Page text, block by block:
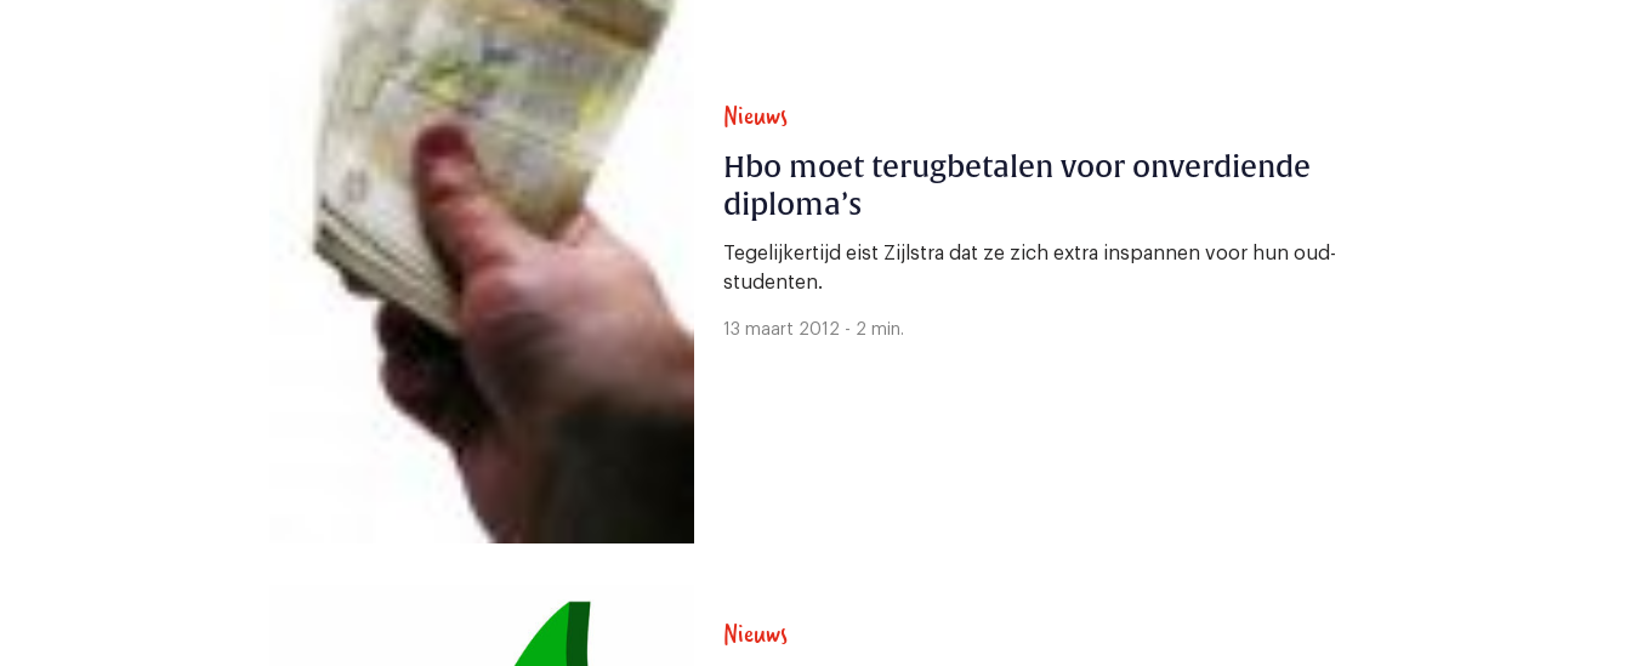
Nieuws
Hbo moet terugbetalen voor onverdiende
diploma’s
Tegelijkertijd eist Zijlstra dat ze zich extra inspannen voor hun oud-
studenten.
13 maart 2012 - 2 min.
Nieuws